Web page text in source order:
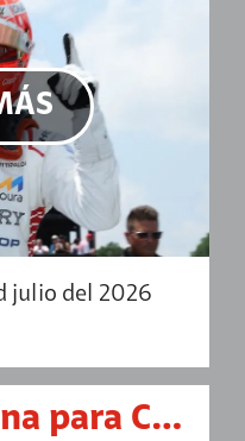
julio del 2026
Revés de fortuna para Cadillac F1, Sergio Pérez y Valtteri Bottas en el GP de Austria